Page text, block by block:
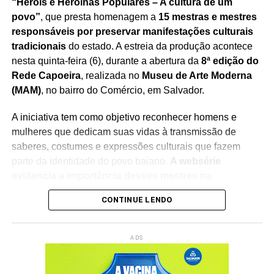
povo”, que presta homenagem a 15 mestras e mestres
responsáveis por preservar manifestações culturais
tradicionaisdo estado. A estreia da produção acontece
nesta quinta-feira (6), durante a abertura da 8ª edição do
Rede Capoeira, realizada no Museu de Arte Moderna
(MAM), no bairro do Comércio, em Salvador.
A iniciativa tem como objetivo reconhecer homens e
mulheres que dedicam suas vidas à transmissão de
saberes, costumes e expressões culturais que fazem
parte da identidade do povo baiano.
A websérie
preservação do patrimônio imaterial, reforçando o
papel da cultura popular na construção da memória
O lançamento integra a programação doRede Capoeira
evento que reúne artistas, pesquisadores, representantes
CONTINUE LENDO
ADS